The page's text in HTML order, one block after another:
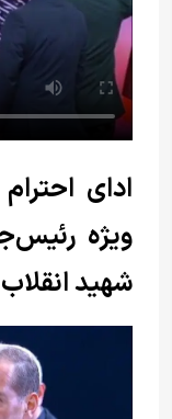
ادای
ویژه
شهید انقلاب